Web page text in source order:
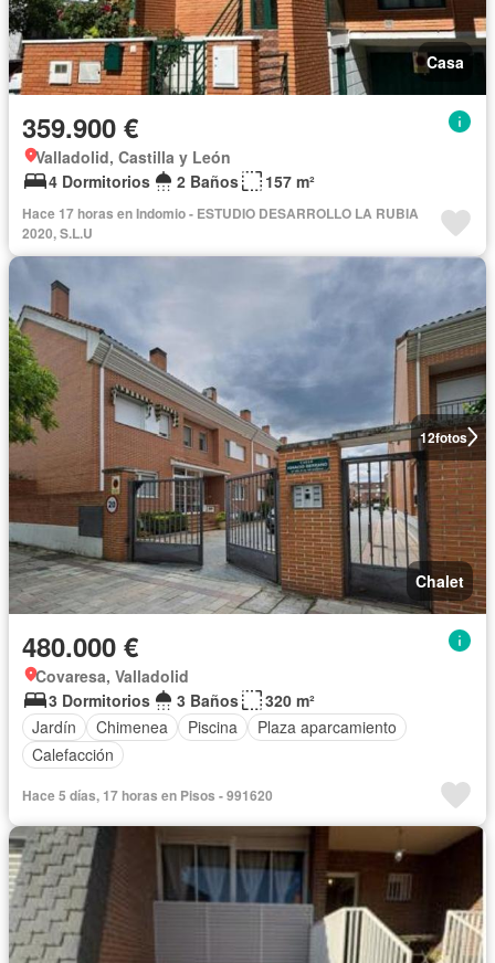
Casa
359.900 €
Valladolid, Castilla y León
4 Dormitorios
2 Baños 157 m²
Hace 17 horas en Indomio - ESTUDIO DESARROLLO LA RUBIA
2020, S.L.U
12fotos
Chalet
480.000 €
Covaresa, Valladolid
3 Dormitorios
3 Baños
320 m²
Jardín
Chimenea Piscina
Plaza aparcamiento
Calefacción
Hace 5 días, 17 horas en Pisos - 991620